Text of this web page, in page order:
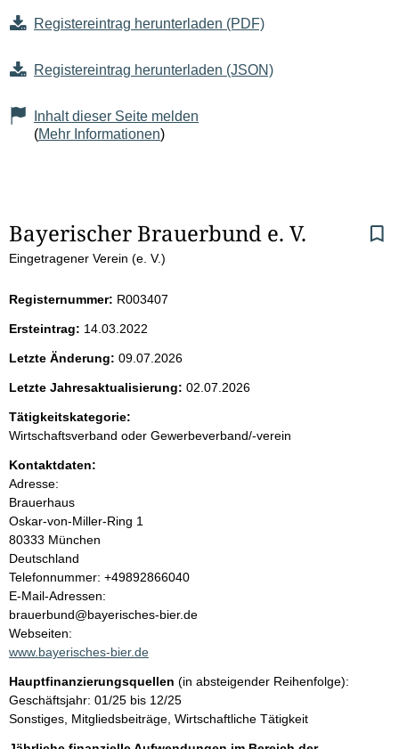
Registereintrag herunterladen (PDF)
Registereintrag herunterladen (JSON)
Inhalt dieser Seite melden
(Mehr Informationen)
S
e
i
t
e
n
i
n
h
a
l
t
Bayerischer Brauerbund e. V.
Eingetragener Verein (e. V.)
Registernummer: R003407
Ersteintrag: 14.03.2022
Letzte Änderung: 09.07.2026
Letzte Jahresaktualisierung: 02.07.2026
Tätigkeitskategorie:
Wirtschaftsverband oder Gewerbeverband/-verein
Kontaktdaten:
Adresse:
Brauerhaus
Oskar-von-Miller-Ring 1
80333 München
Deutschland
K
o
n
t
a
t
i
n
f
Telefonnummer: +49892866040
E-Mail-Adressen:
brauerbund@bayerisches-bier.de
Webseiten:
www.bayerisches-bier.de
Hauptfinanzierungsquellen (in absteigender Reihenfolge):
Geschäftsjahr: 01/25 bis 12/25
Sonstiges, Mitgliedsbeiträge, Wirtschaftliche Tätigkeit